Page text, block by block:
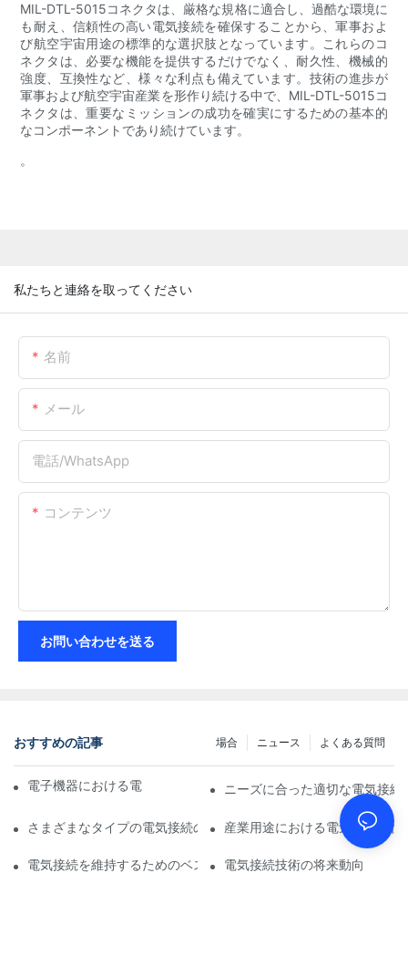
MIL-DTL-5015コネクタは、厳格な規格に適合し、過酷な環境に
も耐え、信頼性の高い電気接続を確保することから、軍事およ
び航空宇宙用途の標準的な選択肢となっています。これらのコ
ネクタは、必要な機能を提供するだけでなく、耐久性、機械的
強度、互換性など、様々な利点も備えています。技術の進歩が
軍事および航空宇宙産業を形作り続ける中で、MIL-DTL-5015コ
ネクタは、重要なミッションの成功を確実にするための基本的
なコンポーネントであり続けています。
。
私たちと連絡を取ってください
名前
メール
電話/WhatsApp
コンテンツ
お問い合わせを送る
おすすめの記事 よくある質問
ニュース
場合
電子機器における電気接続への技術の影響ニーズに合った適切な電気接続
さまざまなタイプの電気接続の比較分析産業用途における電気接続の役
電気接続を維持するためのベストプラクティス電気接続技術の将来動向